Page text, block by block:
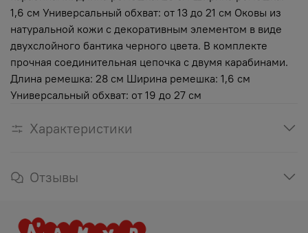
1,6 см Универсальный обхват: от 13 до 21 см Оковы из
натуральной кожи с декоративным элементом в виде
двухслойного бантика черного цвета. В комплекте
прочная соединительная цепочка с двумя карабинами.
Длина ремешка: 28 см Ширина ремешка: 1,6 см
Универсальный обхват: от 19 до 27 см
Характеристики
Отзывы